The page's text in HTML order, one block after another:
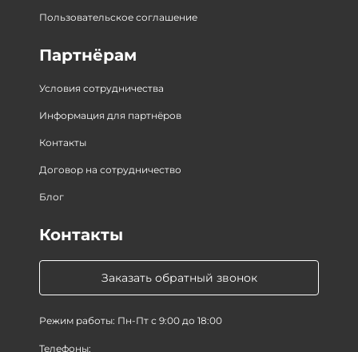
Пользовательское соглашение
Партнёрам
Условия сотрудничества
Информация для партнёров
Контакты
Договор на сотрудничество
Блог
Заказать обратный звонок
Режим работы: Пн-Пт с 9:00 до 18:00
Контакты
Телефоны: